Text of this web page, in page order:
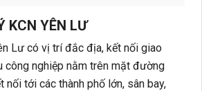
KCN YÊN LƯ
Lư có vị trí đắc địa, kết nối giao
công nghiệp nằm trên mặt đường
nối tới các thành phố lớn, sân bay,